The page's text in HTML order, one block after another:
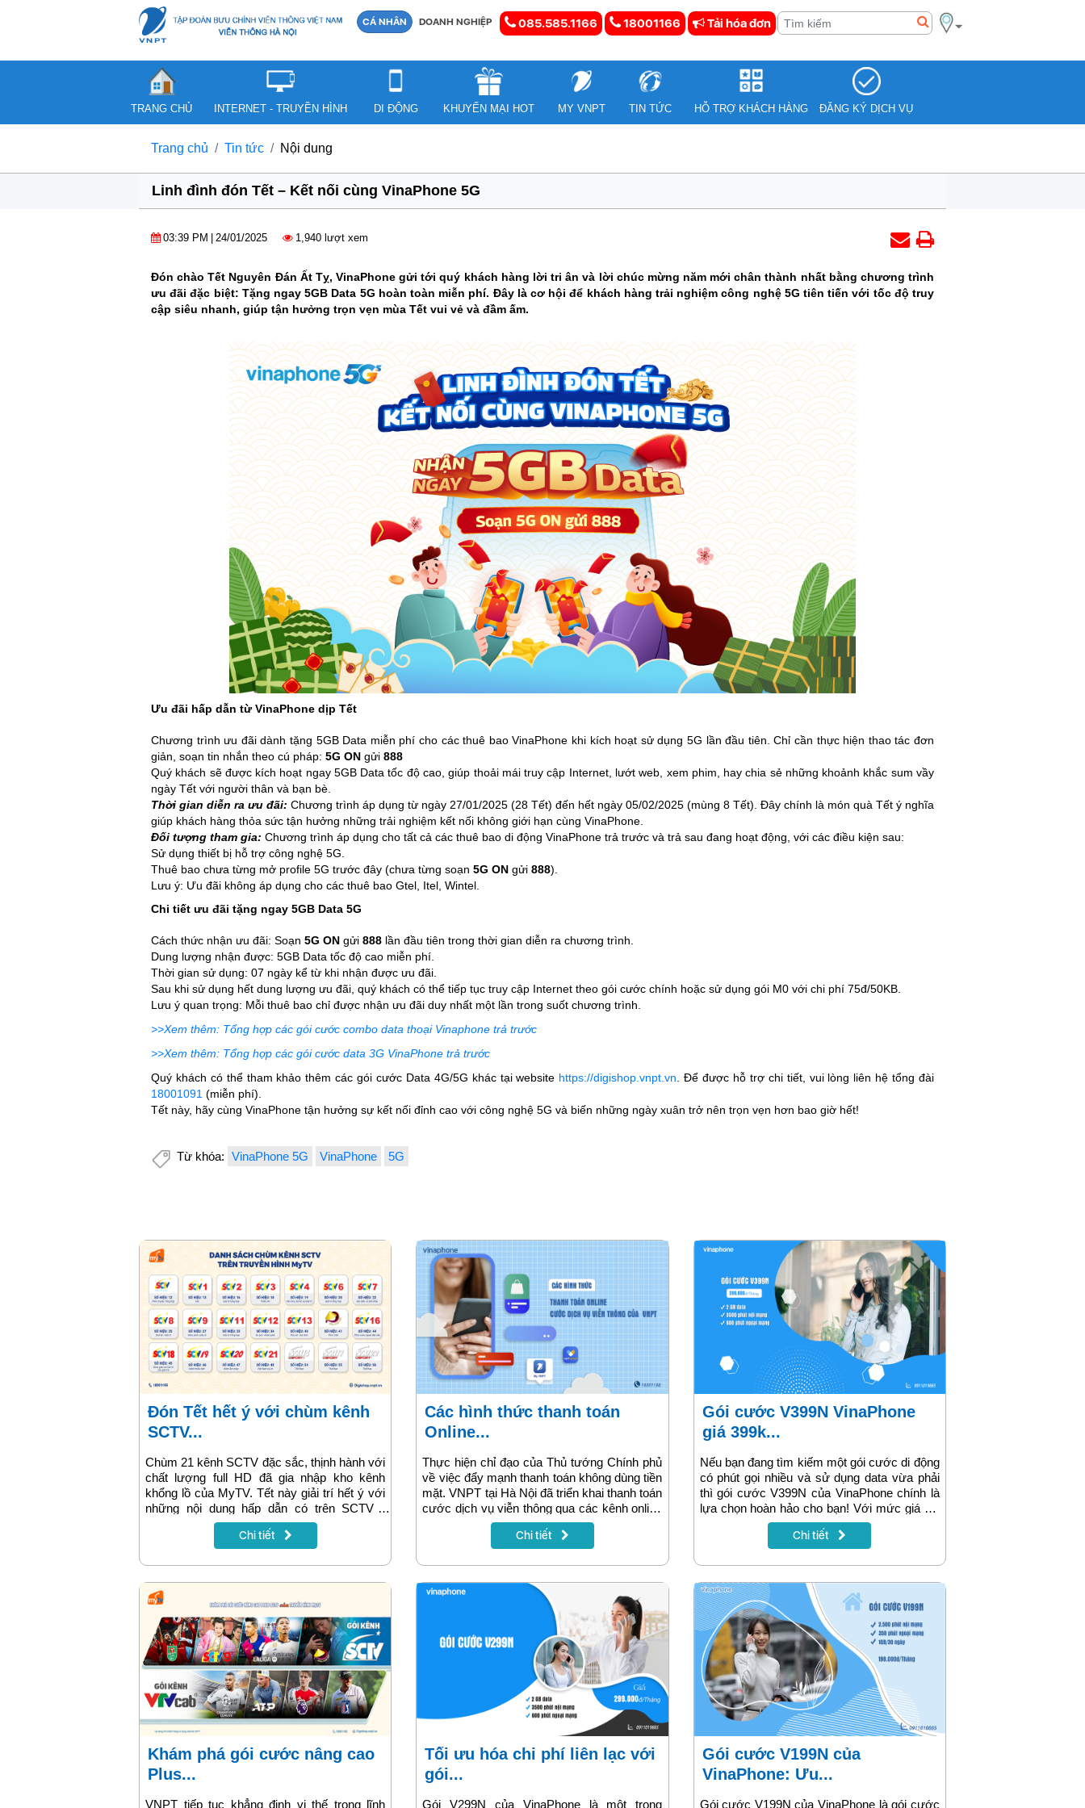
CÁ NHÂN DOANH NGHIỆP 085.585.1166 18001166 Tải hóa đơn
TRANG CHỦ INTERNET - TRUYỀN HÌNH DI ĐỘNG KHUYẾN MẠI HOT MY VNPT TIN TỨC HỖ TRỢ KHÁCH HÀNG ĐĂNG KÝ DỊCH VỤ
Trang chủ Tin tức Nội dung
Linh đình đón Tết – Kết nối cùng VinaPhone 5G
03:39 PM 24/01/2025 1,940 lượt xem
Đón chào Tết Nguyên Đán Ất Tỵ, VinaPhone gửi tới quý khách hàng lời tri ân và lời chúc mừng năm mới chân thành nhất bằng chương trình
ưu đãi đặc biệt: Tặng ngay 5GB Data 5G hoàn toàn miễn phí. Đây là cơ hội để khách hàng trải nghiệm công nghệ 5G tiên tiến với tốc độ truy
cập siêu nhanh, giúp tận hưởng trọn vẹn mùa Tết vui vẻ và đầm ấm.
Ưu đãi hấp dẫn từ VinaPhone dịp Tết
Chương trình ưu đãi dành tặng 5GB Data miễn phí cho các thuê bao VinaPhone khi kích hoạt sử dụng 5G lần đầu tiên. Chỉ cần thực hiện thao tác đơn
giản, soạn tin nhắn theo cú pháp: 5G ON gửi 888
Quý khách sẽ được kích hoạt ngay 5GB Data tốc độ cao, giúp thoải mái truy cập Internet, lướt web, xem phim, hay chia sẻ những khoảnh khắc sum vầy
ngày Tết với người thân và bạn bè.
Thời gian diễn ra ưu đãi: Chương trình áp dụng từ ngày 27/01/2025 (28 Tết) đến hết ngày 05/02/2025 (mùng 8 Tết). Đây chính là món quà Tết ý nghĩa
giúp khách hàng thỏa sức tận hưởng những trải nghiệm kết nối không giới hạn cùng VinaPhone.
Đối tượng tham gia: Chương trình áp dụng cho tất cả các thuê bao di động VinaPhone trả trước và trả sau đang hoạt động, với các điều kiện sau:
Sử dụng thiết bị hỗ trợ công nghệ 5G.
Thuê bao chưa từng mở profile 5G trước đây (chưa từng soạn 5G ON gửi 888).
Lưu ý: Ưu đãi không áp dụng cho các thuê bao Gtel, Itel, Wintel.
Chi tiết ưu đãi tặng ngay 5GB Data 5G
Cách thức nhận ưu đãi: Soạn 5G ON gửi 888 lần đầu tiên trong thời gian diễn ra chương trình.
Dung lượng nhận được: 5GB Data tốc độ cao miễn phí.
Thời gian sử dụng: 07 ngày kể từ khi nhận được ưu đãi.
Sau khi sử dụng hết dung lượng ưu đãi, quý khách có thể tiếp tục truy cập Internet theo gói cước chính hoặc sử dụng gói M0 với chi phí 75đ/50KB.
Lưu ý quan trọng: Mỗi thuê bao chỉ được nhận ưu đãi duy nhất một lần trong suốt chương trình.
>>Xem thêm: Tổng hợp các gói cước combo data thoại Vinaphone trả trước
>>Xem thêm: Tổng hợp các gói cước data 3G VinaPhone trả trước
Quý khách có thể tham khảo thêm các gói cước Data 4G/5G khác tại website https://digishop.vnpt.vn . Để được hỗ trợ chi tiết, vui lòng liên hệ tổng đài
18001091 (miễn phí).
Tết này, hãy cùng VinaPhone tận hưởng sự kết nối đỉnh cao với công nghệ 5G và biến những ngày xuân trở nên trọn vẹn hơn bao giờ hết!
Từ khóa: VinaPhone 5G VinaPhone 5G
Đón Tết hết ý với chùm kênh
SCTV...
Chùm 21 kênh SCTV đặc sắc, thịnh hành với
chất lượng full HD đã gia nhập kho kênh
khổng lồ của MyTV. Tết này giải trí hết ý với
những nội dung hấp dẫn có trên SCTV -
chùm kênh trong nước có rating top đầu Việt
Chi tiết
Các hình thức thanh toán
Online...
Thực hiện chỉ đạo của Thủ tướng Chính phủ
về việc đẩy mạnh thanh toán không dùng tiền
mặt. VNPT tại Hà Nội đã triển khai thanh toán
cước dịch vụ viễn thông qua các kênh online
như ứng dụng MyVNPT, ví điện tử hoặc ngân
hàng. Hình thức thanh toán online giúp khách
toán cước dịch vụ, bài viết dưới đây sẽ
hướng dẫn chi tiết cách thanh toán cước dịch
vụ viễn thông VNPT ngay tại nhà thật đơn
giản, nhanh chóng và thuận tiện.
Chi tiết
Gói cước V399N VinaPhone
giá 399k...
Nếu bạn đang tìm kiếm một gói cước di động
có phút gọi nhiều và sử dụng data vừa phải
thì gói cước V399N của VinaPhone chính là
lựa chọn hoàn hảo cho bạn! Với mức giá chỉ
399.000đ/tháng, bạn sẽ có ngay 2 GB data
và 4800 phút gọi giúp tối ưu hóa chi phí và
thông tin chi tiết về gói cước trong bài viết
dưới đây nhé!
Chi tiết
Khám phá gói cước nâng cao
Plus...
VNPT tiếp tục khẳng định vị thế trong lĩnh
Tối ưu hóa chi phí liên lạc với
gói...
Gói V299N của VinaPhone là một trong
Gói cước V199N của
VinaPhone: Ưu...
Gói cước V199N của VinaPhone là gói cước